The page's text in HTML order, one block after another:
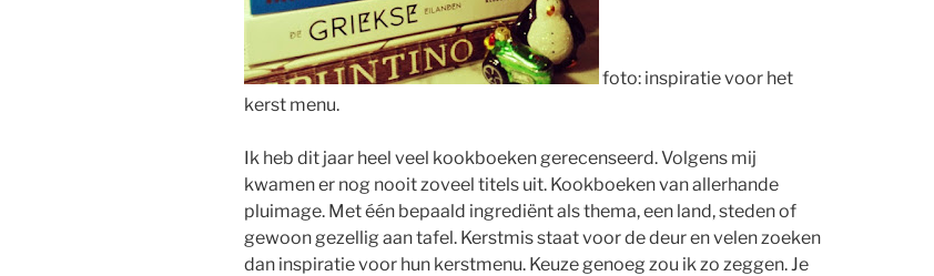
foto: inspiratie voor het
kerst menu.
Ik heb dit jaar heel veel kookboeken gerecenseerd. Volgens mij
kwamen er nog nooit zoveel titels uit. Kookboeken van allerhande
pluimage. Met één bepaald ingrediënt als thema, een land, steden of
gewoon gezellig aan tafel. Kerstmis staat voor de deur en velen zoeken
dan inspiratie voor hun kerstmenu. Keuze genoeg zou ik zo zeggen. Je